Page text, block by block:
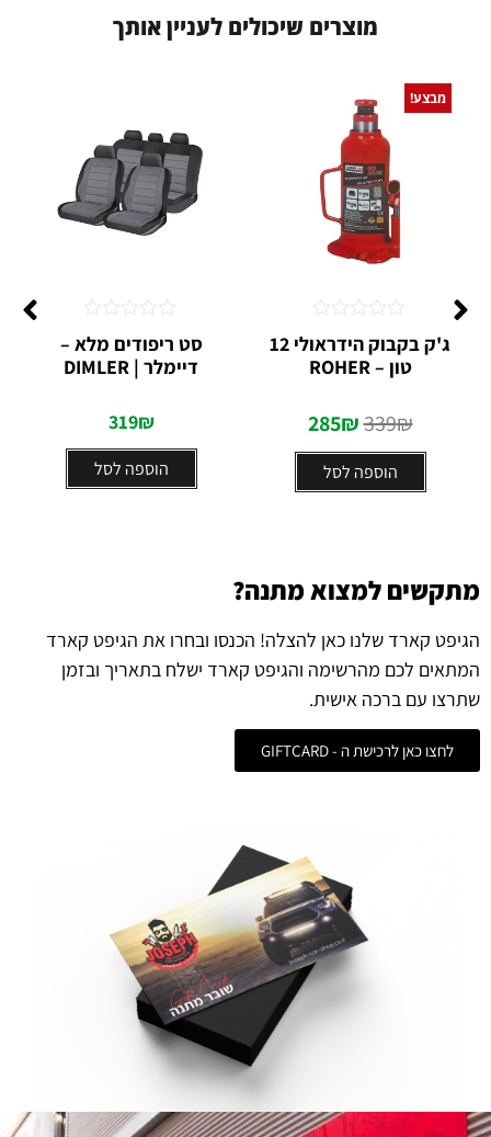
מוצרים שיכולים לענייןאותך
מבצע!
ג'ק בקבוק הידראולי 12
טון – ROHER
339₪
285₪
הוספה לסל
דורג
0
מתוך
סט ריפודים מלא –
דיימלר | DIMLER
319₪
הוספה לסל
0
מתוך
מתקשים למצוא מתנה?
הגיפט קארד שלנו כאן להצלה! הכנסו ובחרו את הגיפט קארד
המתאים לכם מהרשימה והגיפט קארד ישלח בתאריך ובזמן
שתרצו עם ברכה אישית.
לחצו כאן לרכישת ה - GIFTCARD